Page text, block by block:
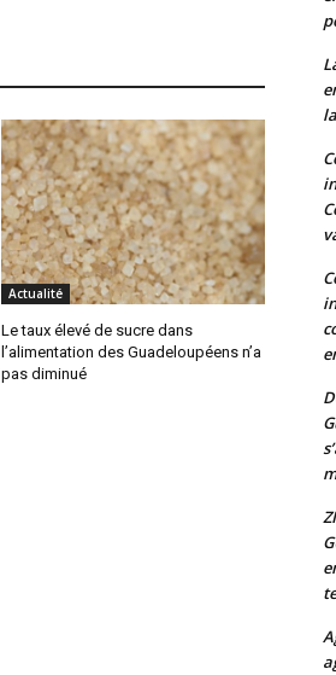
Actualité
Le taux élevé de sucre dans
l’alimentation des Guadeloupéens n’a
pas diminué